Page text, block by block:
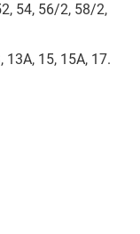
54, 56/2, 58/2,
13А, 15, 15А, 17.